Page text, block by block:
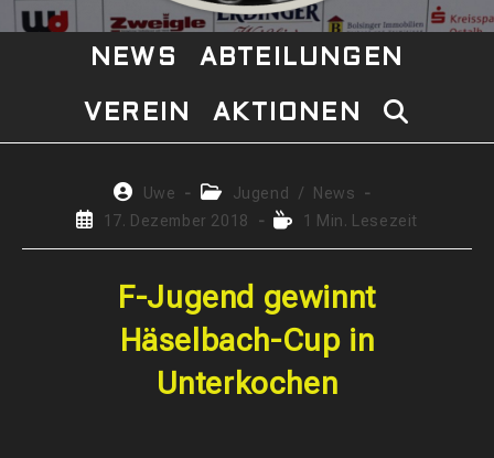
NEWS ABTEILUNGEN
VEREIN AKTIONEN WEBSITE-
Beitrags-
Autor:
Uwe
Beitrags-
Kategorie:
Jugend /
News
Beitrag17. Dezember 2018 Lesedauer:
1 Min. Lesezeit
F-Jugend gewinnt
Häselbach-Cup in
Unterkochen